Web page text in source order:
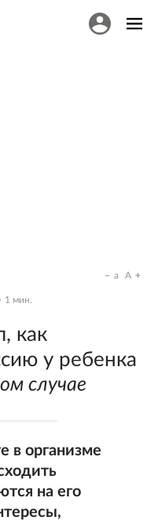
1 мин.
a A
как
у ребенка
случае
в организме
на его